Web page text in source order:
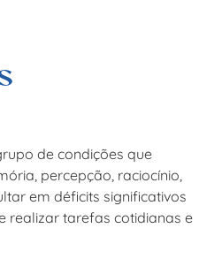
de condições que
percepção, raciocínio,
em déficits significativos
realizar tarefas cotidianas e